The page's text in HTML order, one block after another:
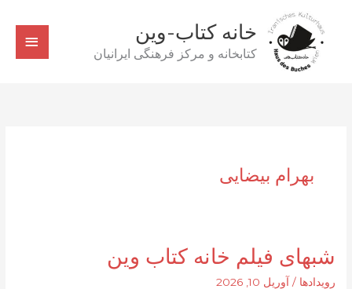
خانه کتاب-وین
کتابخانه و مرکز فرهنگی ایرانیان
بهرام بیضایی
شبهای فیلم خانه کتاب وین
رویدادها / آوریل 10, 2026